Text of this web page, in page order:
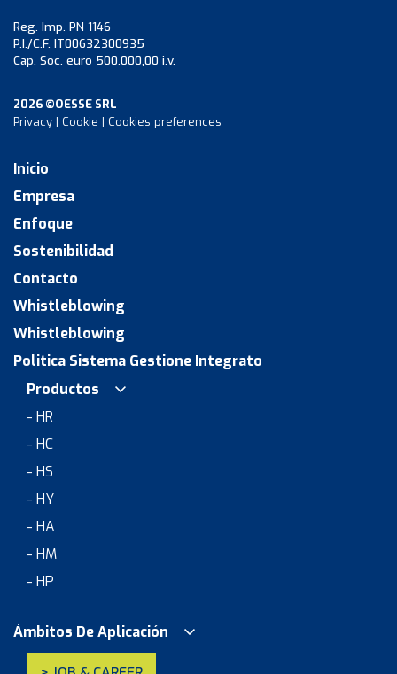
Reg. Imp. PN 1146
P.I./C.F. IT00632300935
Cap. Soc. euro 500.000,00 i.v.
2026 ©OESSE SRL
Privacy | Cookie | Cookies preferences
Inicio
Empresa
Enfoque
Sostenibilidad
Contacto
Whistleblowing
Whistleblowing
Politica Sistema Gestione Integrato
Productos
- HR
- HC
- HS
- HY
- HA
- HM
- HP
Ámbitos De Aplicación